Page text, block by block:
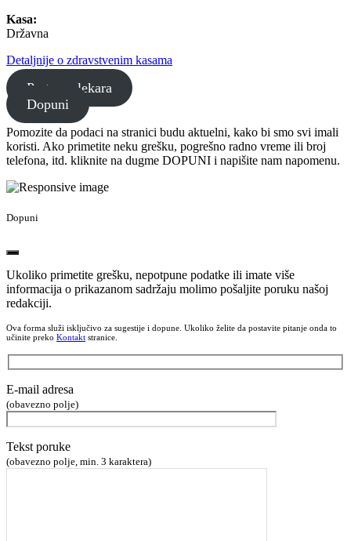
Kasa:
Državna
Detaljnije o zdravstvenim kasama
Pretraga lekara
Dopuni
Pomozite da podaci na stranici budu aktuelni, kako bi smo svi imali
koristi. Ako primetite neku grešku, pogrešno radno vreme ili broj
telefona, itd. kliknite na dugme DOPUNI i napišite nam napomenu.
Dopuni
Ukoliko primetite grešku, nepotpune podatke ili imate više
informacija o prikazanom sadržaju molimo pošaljite poruku našoj
redakciji.
Ova forma služi isključivo za sugestije i dopune. Ukoliko želite da postavite pitanje onda to
učinite preko Kontakt stranice.
E-mail adresa
(obavezno polje)
Tekst poruke
(obavezno polje, min. 3 karaktera)